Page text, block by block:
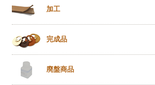
加工
完成品
廃盤商品